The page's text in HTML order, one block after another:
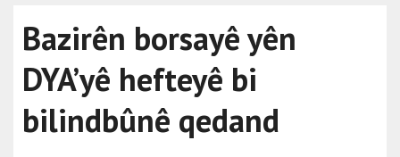
Bazirên borsayê yên
DYA’yê hefteyê bi
bilindbûnê qedand